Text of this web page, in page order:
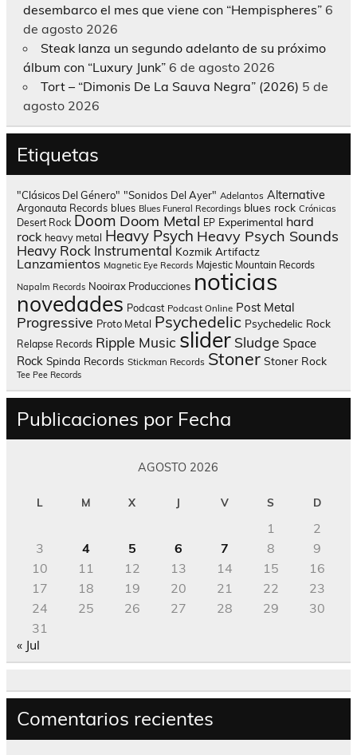
desembarco el mes que viene con “Hempispheres” 6
de agosto 2026
Steak lanza un segundo adelanto de su próximo
álbum con “Luxury Junk” 6 de agosto 2026
Tort – “Dimonis De La Sauva Negra” (2026) 5 de
agosto 2026
Etiquetas
"Clásicos Del Género" "Sonidos Del Ayer" Adelantos Alternative
Argonauta Records blues Blues Funeral Recordings blues rock Crónicas
Desert Rock Doom Doom Metal EP Experimental hard
rock heavy metal Heavy Psych Heavy Psych Sounds
Heavy Rock Instrumental Kozmik Artifactz
Lanzamientos Magnetic Eye Records Majestic Mountain Records
Napalm Records Nooirax Producciones noticias
novedades Podcast Podcast Online Post Metal
Progressive Proto Metal Psychedelic Psychedelic Rock
Relapse Records Ripple Music slider Sludge Space
Rock Spinda Records Stickman Records Stoner Stoner Rock
Tee Pee Records
Publicaciones por Fecha
AGOSTO 2026
L M X J V S D
1
2
3
4 5 6 7 8
9
10
11 12 13 14 15
16
17
18 19 20 21 22
23
24
25 26 27 28 29
30
31
« Jul
Comentarios recientes